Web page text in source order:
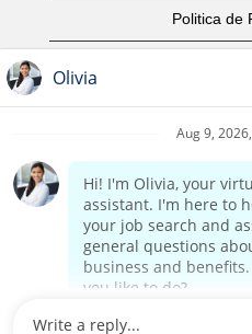
Politica de
Aviso de
Oficinas